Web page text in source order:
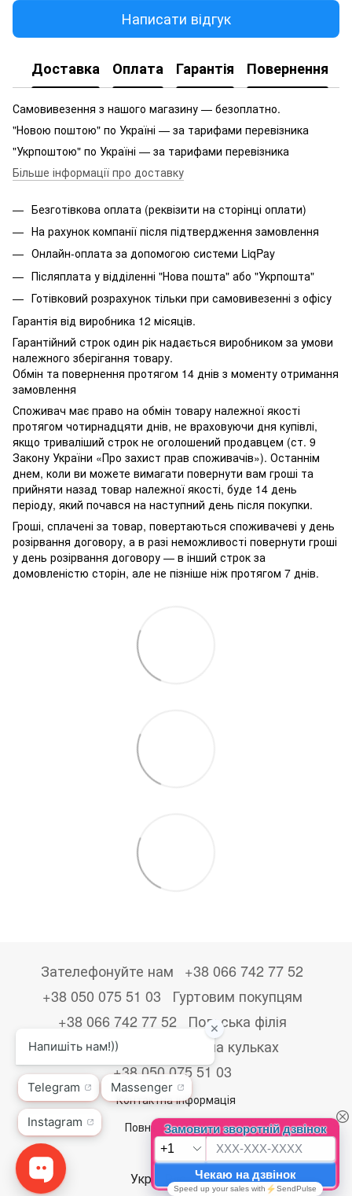
Написати відгук
Доставка Оплата Гарантія Повернення
Самовивезення з нашого магазину — безоплатно.
"Новою поштою" по Україні — за тарифами перевізника
"Укрпоштою" по Україні — за тарифами перевізника
Більше інформації про доставку
Безготівкова оплата (реквізити на сторінці оплати)
На рахунок компанії після підтвердження замовлення
Онлайн-оплата за допомогою системи LiqPay
Післяплата у відділенні "Нова пошта" або "Укрпошта"
Готівковий розрахунок тільки при самовивезенні з офісу
Гарантія від виробника 12 місяців.
Гарантійний строк один рік надається виробником за умови
належного зберігання товару.
Обмін та повернення протягом 14 днів з моменту отримання
замовлення
Споживач має право на обмін товару належної якості
протягом чотирнадцяти днів, не враховуючи дня купівлі,
якщо триваліший строк не оголошений продавцем (ст. 9
Закону України «Про захист прав споживачів»). Останнім
днем, коли ви можете вимагати повернути вам гроші та
прийняти назад товар належної якості, буде 14 день
періоду, який почався на наступний день після покупки.
Гроші, сплачені за товар, повертаються споживачеві у день
розірвання договору, а в разі неможливості повернути гроші
у день розірвання договору — в інший строк за
домовленістю сторін, але не пізніше ніж протягом 7 днів.
Зателефонуйте нам
+38 066 742 77 52
+38 050 075 51 03
Гуртовим покупцям
+38 066 742 77 52
Польська філія
+48533867723
Друк на кульках
+38 050 075 51 03
Контактна інформація
Повна версія сайту
© 2026
Укр Рус Eng